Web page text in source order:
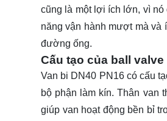
cũng là một lợi ích lớn, vì nó
năng vận hành mượt mà và
đường ống.
Cấu tạo của ball valve
Van bi DN40 PN16 có cấu
bộ phận làm kín. Thân van
giúp van hoạt động bền bỉ